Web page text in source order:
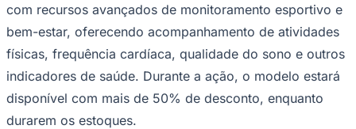
com recursos avançados de monitoramento esportivo e
bem-estar, oferecendo acompanhamento de atividades
físicas, frequência cardíaca, qualidade do sono e outros
indicadores de saúde. Durante a ação, o modelo estará
disponível com mais de 50% de desconto, enquanto
durarem os estoques.